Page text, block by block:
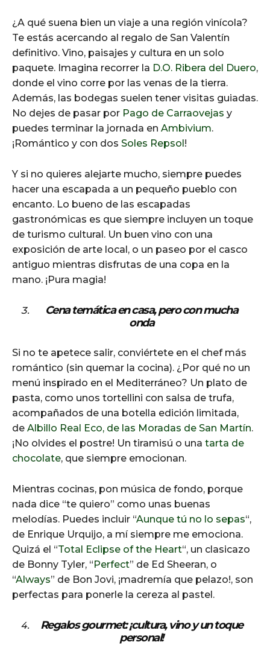
¿A qué suena bien un viaje a una región vinícola?
Te estás acercando al regalo de San Valentín
definitivo. Vino, paisajes y cultura en un solo
paquete. Imagina recorrer la D.O. Ribera del Duero,
donde el vino corre por las venas de la tierra.
Además, las bodegas suelen tener visitas guiadas.
No dejes de pasar por Pago de Carraovejas y
puedes terminar la jornada en Ambivium.
¡Romántico y con dos Soles Repsol!
Y si no quieres alejarte mucho, siempre puedes
hacer una escapada a un pequeño pueblo con
encanto. Lo bueno de las escapadas
gastronómicas es que siempre incluyen un toque
de turismo cultural. Un buen vino con una
exposición de arte local, o un paseo por el casco
antiguo mientras disfrutas de una copa en la
mano. ¡Pura magia!
Cena temática en casa, pero con mucha
onda
Si no te apetece salir, conviértete en el chef más
romántico (sin quemar la cocina). ¿Por qué no un
menú inspirado en el Mediterráneo? Un plato de
pasta, como unos tortellini con salsa de trufa,
acompañados de una botella edición limitada,
de Albillo Real Eco, de las Moradas de San Martín.
¡No olvides el postre! Un tiramisú o una tarta de
chocolate, que siempre emocionan.
Mientras cocinas, pon música de fondo, porque
nada dice “te quiero” como unas buenas
melodías. Puedes incluir “Aunque tú no lo sepas“,
de Enrique Urquijo, a mí siempre me emociona.
Quizá el “Total Eclipse of the Heart“, un clasicazo
de Bonny Tyler, “Perfect” de Ed Sheeran, o
“Always” de Bon Jovi, ¡madremía que pelazo!, son
perfectas para ponerle la cereza al pastel.
Regalos gourmet: ¡cultura, vino y un toque
personal!